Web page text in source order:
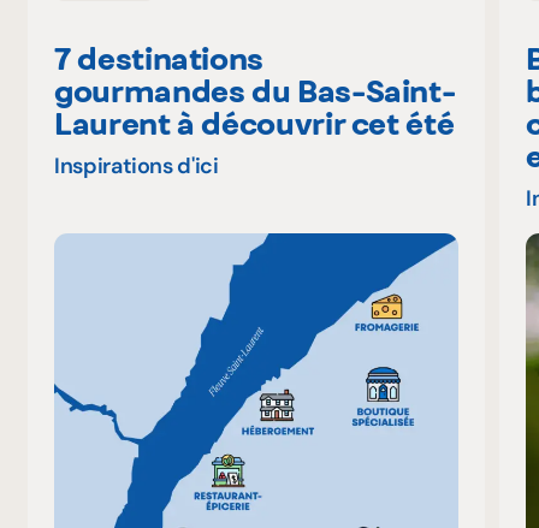
7 destinations
gourmandes du Bas-Saint-
Laurent à découvrir cet été
Inspirations d'ici